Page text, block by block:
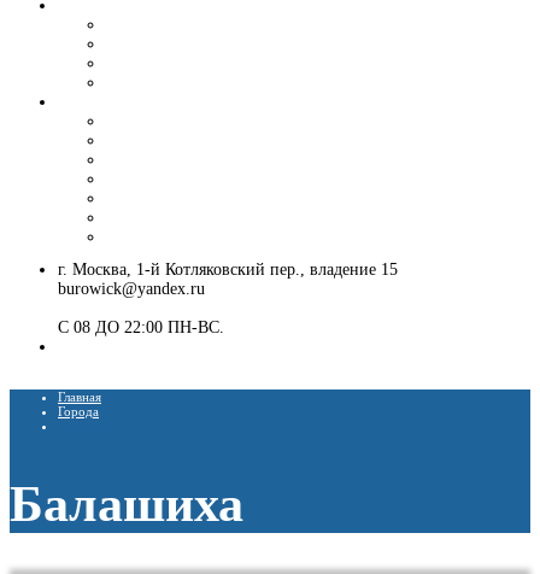
г. Москва, 1-й Котляковский пер., владение 15
burowick@yandex.ru
С 08 ДО 22:00 ПН-ВС.
Главная
Города
Балашиха